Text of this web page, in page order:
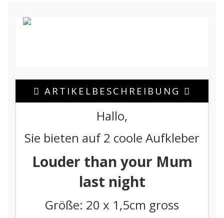
ARTIKELBESCHREIBUNG
Hallo,
Sie bieten auf 2 coole Aufkleber
Louder than your Mum
last night
Größe: 20 x 1,5cm gross